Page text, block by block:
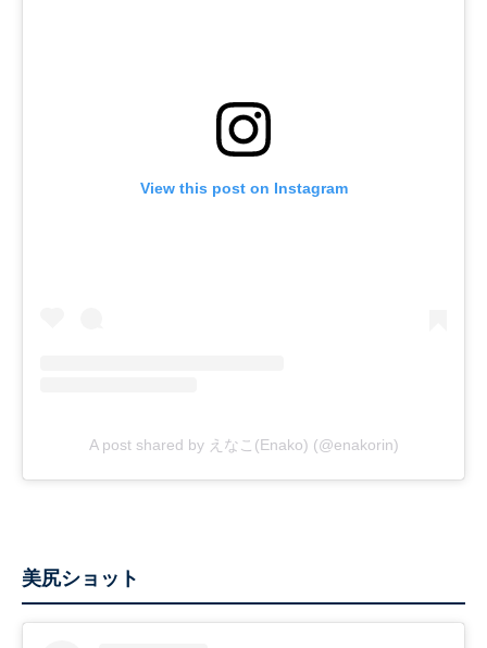
View this post on Instagram
A post shared by えなこ(Enako) (@enakorin)
美尻ショット